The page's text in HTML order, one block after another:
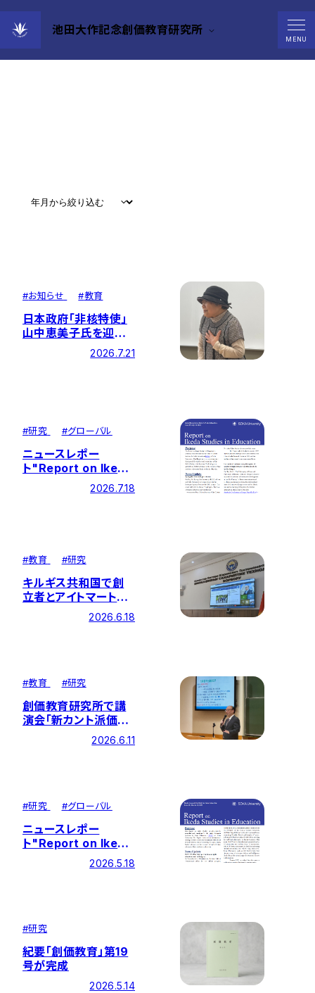
池田大作記念創価教育研究所
MENU
News
#お知らせ #教育
日本政府「非核特使」
山中恵美子氏を迎え、
学生との懇談会を開
2026.7.21
#研究 #グローバル
ニュースレポー
ト"Report on Ikeda
Education" 第30号
2026.7.18
#教育 #研究
キルギス共和国で創
立者とアイトマートフ
の思想を巡る国際学
術会議が開催、本研究
2026.6.18
#教育 #研究
創価教育研究所で講
演会「新カント派価値
哲学と公共哲学 ——
牧口・新渡戸・南原と
2026.6.11
#研究 #グローバル
ニュースレポー
ト"Report on Ikeda
Education" 第29号
2026.5.18
#研究
紀要「創価教育」第19
号が完成
2026.5.14